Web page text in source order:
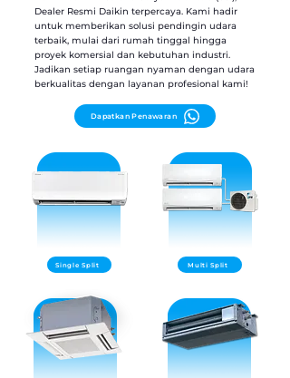
Dealer Resmi Daikin terpercaya. Kami hadir
untuk memberikan solusi pendingin udara
terbaik, mulai dari rumah tinggal hingga
proyek komersial dan kebutuhan industri.
Jadikan setiap ruangan nyaman dengan udara
berkualitas dengan layanan profesional kami!
Dapatkan Penawaran
Single Split Multi Split